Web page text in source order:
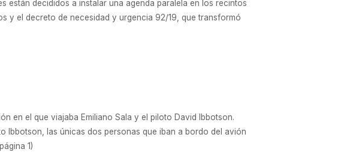
están decididos a instalar una agenda paralela en los recintos
y el decreto de necesidad y urgencia 92/19, que transformó
en el que viajaba Emiliano Sala y el piloto David Ibbotson.
Ibbotson, las únicas dos personas que iban a bordo del avión
1)